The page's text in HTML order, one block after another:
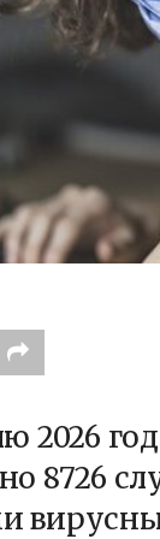
2026
8726